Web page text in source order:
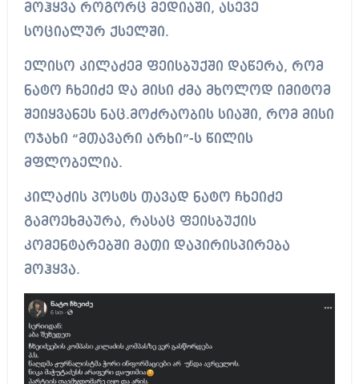
მოჰყვა როგორც მედიაში, ასევე
სოციალურ ქსელში.
ელისო კილაძემ ფეისბუქში დაწერა, რომ
ნატო ჩხეიძე და მისი ძმა მხოლოდ იმიტომ
შეიყვანეს ნაც.მოძრაობის სიაში, რომ მისი
ოჯახი “მთავარი არხი”-ს წილის
მფლობელია.
კილაძის პოსტს თავად ნატო ჩხეიძე
გამოეხმაურა, რასაც ფეისბუქის
კომენტარებში მათი დაპირისპირება
მოჰყვა.